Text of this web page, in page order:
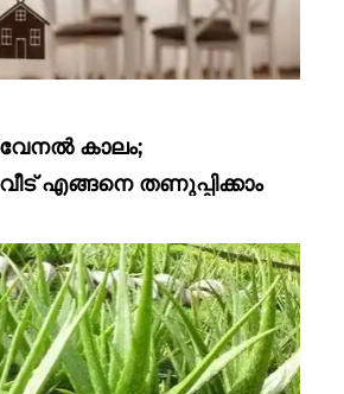
വേനൽ കാലം;
എങ്ങനെ തണുപ്പിക്കാം